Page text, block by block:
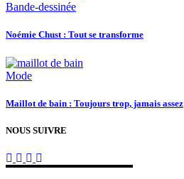
Bande-dessinée
Noémie Chust : Tout se transforme
Mode
Maillot de bain : Toujours trop, jamais assez
NOUS SUIVRE